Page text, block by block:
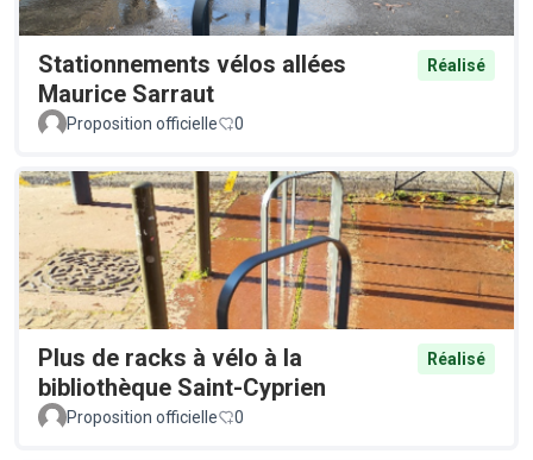
Stationnements vélos allées
Maurice Sarraut
Réalisé
Proposition officielle 0
Plus de racks à vélo à la
bibliothèque Saint-Cyprien
Réalisé
Proposition officielle 0